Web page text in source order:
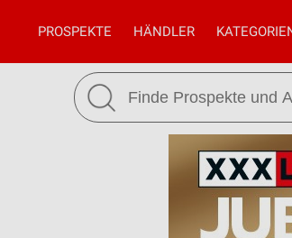
PROSPEKTE HÄNDLER